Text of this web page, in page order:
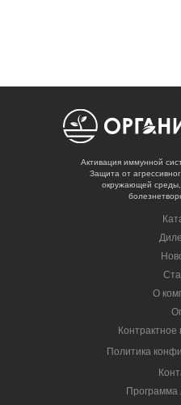
Активация иммунной
Защита от
окружающей
О
Контрактное
Политика
Программа